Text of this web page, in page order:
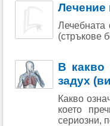
Лечение
Лечебната
В какво
задух
Какво
което
сериозни,